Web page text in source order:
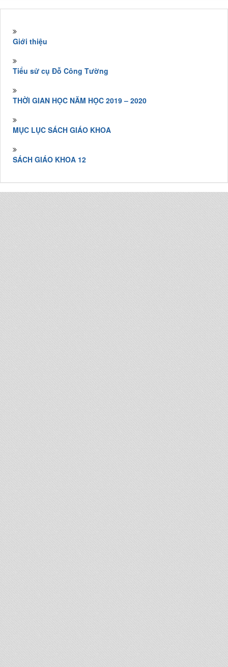
Giới thiệu
Tiểu sử cụ Đỗ Công Tường
THỜI GIAN HỌC NĂM HỌC 2019 – 2020
MỤC LỤC SÁCH GIÁO KHOA
SÁCH GIÁO KHOA 12